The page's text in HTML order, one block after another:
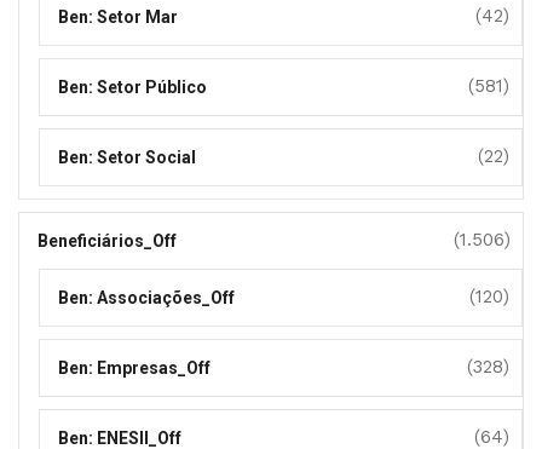
Ben: Setor Mar (42)
Ben: Setor Público (581)
Ben: Setor Social (22)
Beneficiários_Off (1.506)
Ben: Associações_Off (120)
Ben: Empresas_Off (328)
Ben: ENESII_Off (64)